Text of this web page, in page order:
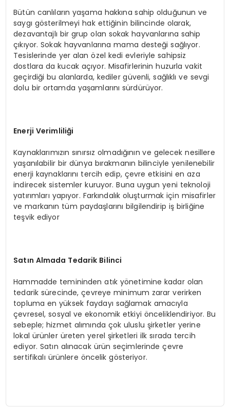
Bütün canlıların yaşama hakkına sahip olduğunun ve
saygı gösterilmeyi hak ettiğinin bilincinde olarak,
dezavantajlı bir grup olan sokak hayvanlarına sahip
çıkıyor. Sokak hayvanlarına mama desteği sağlıyor.
Tesislerinde yer alan özel kedi evleriyle sahipsiz
dostlara da kucak açıyor. Misafirlerinin huzurla vakit
geçirdiği bu alanlarda, kediler güvenli, sağlıklı ve sevgi
dolu bir ortamda yaşamlarını sürdürüyor.
Enerji Verimliliği
Kaynaklarımızın sınırsız olmadığının ve gelecek nesillere
yaşanılabilir bir dünya bırakmanın bilinciyle yenilenebilir
enerji kaynaklarını tercih edip, çevre etkisini en aza
indirecek sistemler kuruyor. Buna uygun yeni teknoloji
yatırımları yapıyor. Farkındalık oluşturmak için misafirler
ve markanın tüm paydaşlarını bilgilendirip iş birliğine
teşvik ediyor
Satın Almada Tedarik Bilinci
Hammadde temininden atık yönetimine kadar olan
tedarik sürecinde, çevreye minimum zarar verirken
topluma en yüksek faydayı sağlamak amacıyla
çevresel, sosyal ve ekonomik etkiyi önceliklendiriyor. Bu
sebeple; hizmet alımında çok uluslu şirketler yerine
lokal ürünler üreten yerel şirketleri ilk sırada tercih
ediyor. Satın alınacak ürün seçimlerinde çevre
sertifikalı ürünlere öncelik gösteriyor.